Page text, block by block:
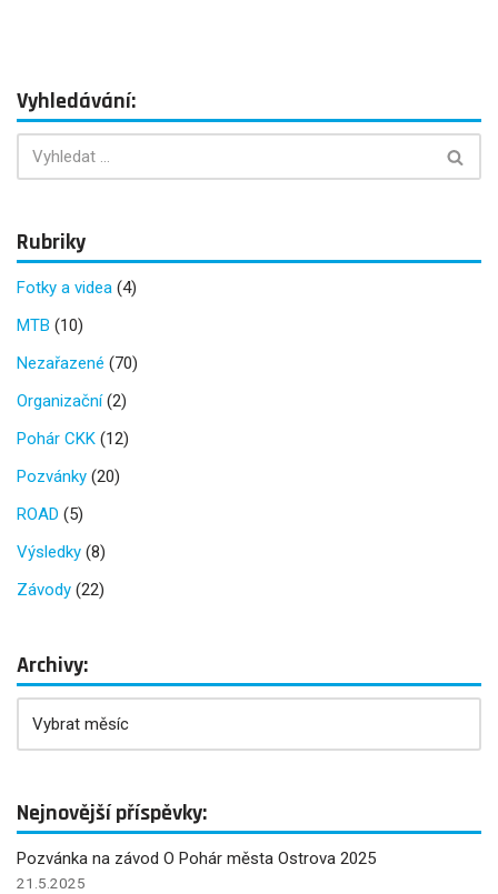
Vyhledávání:
Rubriky
Fotky a videa (4)
MTB (10)
Nezařazené (70)
Organizační(2)
Pohár CKK (12)
Pozvánky (20)
ROAD (5)
Výsledky (8)
Závody (22)
Archivy:
Nejnovější příspěvky:
Pozvánka na závod O Pohár města Ostrova 2025
21.5.2025